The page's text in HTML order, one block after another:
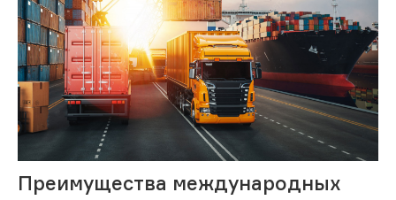
Преимущества международных